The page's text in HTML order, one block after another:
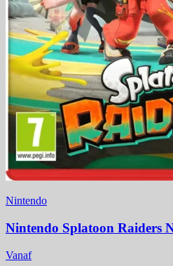
Nintendo
Nintendo Splatoon Raiders
Vanaf